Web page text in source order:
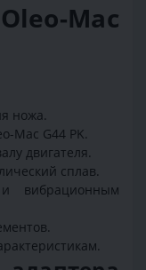
Mac
ножа.
Mac G44 PK.
двигателя.
сплав.
вибрационным